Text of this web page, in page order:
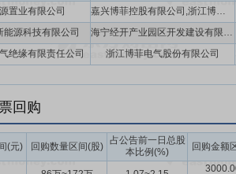
定股份
控股股东的承诺公司控股股东博菲控
次公开发行股票前已发行的股份,也不由发行
、送股、资本公积金转增股本等除权除息事
价措施
司最近一期末经审计的每股净资产不具有可比
的规定,则触发公司、控股股东、实际控制人
股股东、实际控制人增持;3、董事(不含独立董
置业有限公司 嘉兴博菲控股有限公司,浙江博菲电气股份有限公司
能源科技有限公司 海宁经开产业园区开发建设有限公司
绝缘有限责任公司 浙江博菲电气股份有限公司
回购
(元) 回购数量区间(股)
占公告前一日总股
本比例(%)
回购金额